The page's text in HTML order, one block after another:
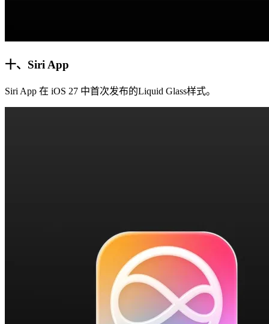
十、Siri App
Siri App 在 iOS 27 中首次发布的Liquid Glass样式。